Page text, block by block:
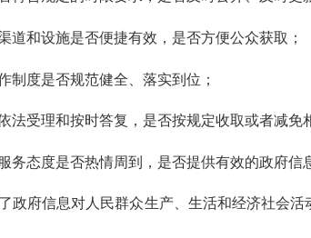
和设施是否便捷有效，是否方便公众获取；
度是否规范健全、落实到位；
受理和按时答复，是否按规定收取或者减免
态度是否热情周到，是否提供有效的政府信
府信息对人民群众生产、生活和经济社会